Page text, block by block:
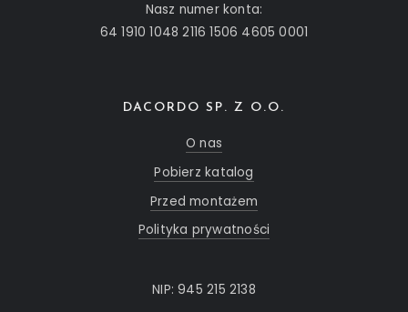
Nasz numer konta:
64 1910 1048 2116 1506 4605 0001
DACORDO SP. Z O.O.
O nas
Pobierz katalog
Przed montażem
Polityka prywatności
NIP: 945 215 2138